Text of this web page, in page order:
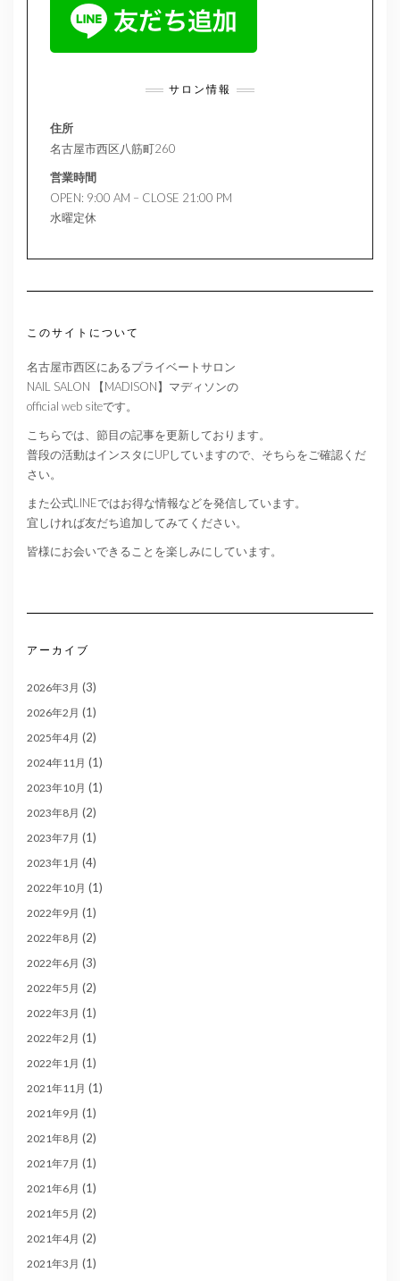
サロン情報
住所
名古屋市西区八筋町260
営業時間
OPEN: 9:00 AM – CLOSE 21:00 PM
水曜定休
このサイトについて
名古屋市西区にあるプライベートサロン
NAIL SALON 【MADISON】マディソンの
official web siteです。
こちらでは、節目の記事を更新しております。
普段の活動はインスタにUPしていますので、そちらをご確認くだ
さい。
また公式LINEではお得な情報などを発信しています。
宜しければ友だち追加してみてください。
皆様にお会いできることを楽しみにしています。
アーカイブ
2026年3月 (3)
2026年2月 (1)
2025年4月 (2)
2024年11月 (1)
2023年10月 (1)
2023年8月 (2)
2023年7月 (1)
2023年1月 (4)
2022年10月 (1)
2022年9月 (1)
2022年8月 (2)
2022年6月 (3)
2022年5月 (2)
2022年3月 (1)
2022年2月 (1)
2022年1月 (1)
2021年11月 (1)
2021年9月 (1)
2021年8月 (2)
2021年7月 (1)
2021年6月 (1)
2021年5月 (2)
2021年4月 (2)
2021年3月 (1)